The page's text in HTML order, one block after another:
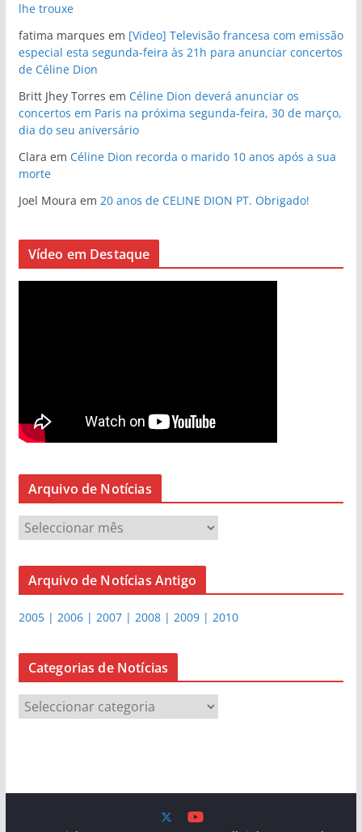
lhe trouxe
fatima marques em [Video] Televisão francesa com emissão
especial esta segunda-feira às 21h para anunciar concertos
de Céline Dion
Britt Jhey Torres em Céline Dion deverá anunciar os
concertos em Paris na próxima segunda-feira, 30 de março,
dia do seu aniversário
Clara em Céline Dion recorda o marido 10 anos após a sua
morte
Joel Moura em 20 anos de CELINE DION PT. Obrigado!
Vídeo em Destaque
Arquivo de Notícias
r
q
v
e
N
Arquivo de Notícias Antigo
2005 | 2006 | 2007 | 2008 | 2009 | 2010
Categorias de Notícias
a